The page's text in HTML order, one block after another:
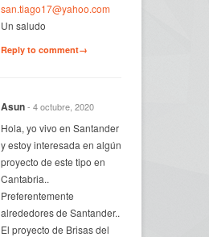
san.tiago17@yahoo.com
Un saludo
Reply to comment→
Asun- 4 octubre, 2020
Hola, yo vivo en Santander
y estoy interesada en algún
proyecto de este tipo en
Cantabria..
Preferentemente
alrededores de Santander..
El proyecto de Brisas del